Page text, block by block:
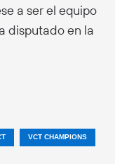
a ser el equipo
disputado en la
VCT CHAMPIONS